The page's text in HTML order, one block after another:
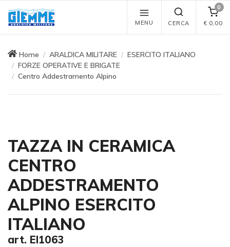
MENU CERCA
0
€ 0,00
Home ARALDICA MILITARE
ESERCITO ITALIANO
FORZE OPERATIVE E BRIGATE
Centro Addestramento Alpino
TAZZA IN CERAMICA
CENTRO
ADDESTRAMENTO
ALPINO ESERCITO
ITALIANO
art. EI1063